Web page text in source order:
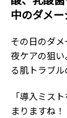
中のダメ
その日のダ
夜ケアの狙
る肌トラブル
「導入ミス
まりますね